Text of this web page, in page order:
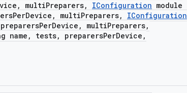
, multiPreparers, IConfiguration module
multiPreparers, IConfiguration
multiPreparers,
name, tests, preparersPerDevice,